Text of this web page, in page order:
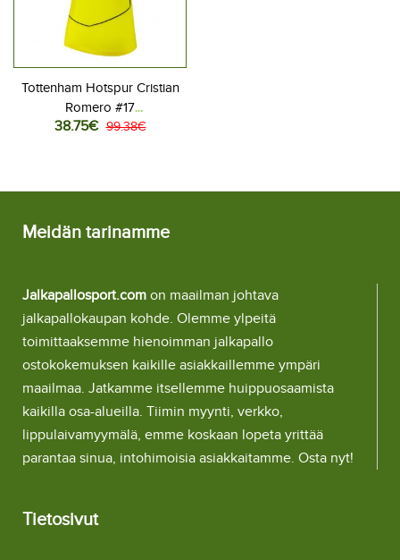
Tottenham Hotspur Cristian
Romero #17
Jalkapallovaatteet Naisten
38.75€ 99.38€
Meidän tarinamme
Jalkapallosport.com on maailman johtava
jalkapallokaupan kohde. Olemme ylpeitä
toimittaaksemme hienoimman jalkapallo
ostokokemuksen kaikille asiakkaillemme ympäri
maailmaa. Jatkamme itsellemme huippuosaamista
kaikilla osa-alueilla. Tiimin myynti, verkko,
lippulaivamyymälä, emme koskaan lopeta yrittää
parantaa sinua, intohimoisia asiakkaitamme. Osta nyt!
Tietosivut